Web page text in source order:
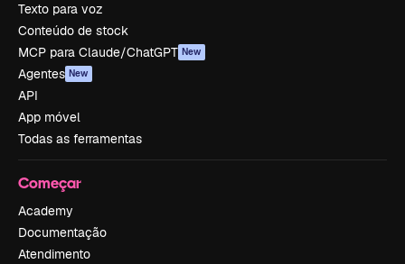
Texto para voz
Conteúdo de stock
MCP para Claude/ChatGPT New
Agentes New
API
App móvel
Todas as ferramentas
Começar
Academy
Documentação
Atendimento